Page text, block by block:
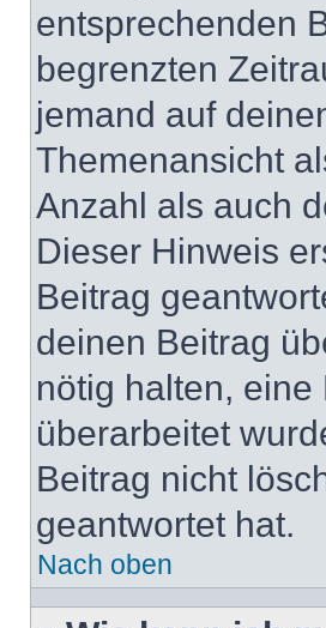
entsprechenden
begrenzten
jemand auf
Themenansicht
Anzahl als auch
Dieser Hinweis
Beitrag
deinen Beitrag
nötig halten,
überarbeitet
Beitrag nicht
geantwortet hat.
Nach oben